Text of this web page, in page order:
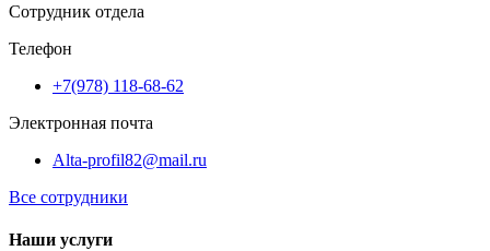
Сотрудник отдела
Телефон
+7(978) 118-68-62
Электронная почта
Alta-profil82@mail.ru
Все сотрудники
Наши услуги